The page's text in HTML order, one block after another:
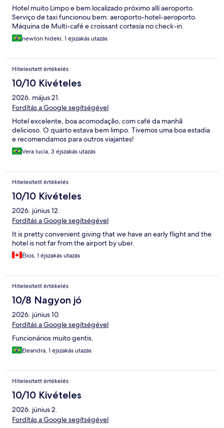
Hotel muito Limpo e bem localizado próximo allí aeroporto.
Serviço de taxi funcionou bem: aeroporto-hotel-aeroporto.
Máquina de Multi-café e croissant cortesía no check-in.
newton hideki, 1 éjszakás utazás
Hitelesített értékelés
10/10 Kivételes
2026. május 21.
Fordítás a Google segítségével
Hotel excelente, boa acomodação, com café da manhã
delicioso. O quarto estava bem limpo. Tivemos uma boa estadia
e recomendamos para outros viajantes!
Vera lucia, 3 éjszakás utazás
Hitelesített értékelés
10/10 Kivételes
2026. június 12.
Fordítás a Google segítségével
It is pretty convenient giving that we have an early flight and the
hotel is not far from the airport by uber.
Élios, 1 éjszakás utazás
Hitelesített értékelés
10/8 Nagyon jó
2026. június 10.
Fordítás a Google segítségével
Funcionários muito gentis.
Eleandra, 1 éjszakás utazás
Hitelesített értékelés
10/10 Kivételes
2026. június 2.
Fordítás a Google segítségével